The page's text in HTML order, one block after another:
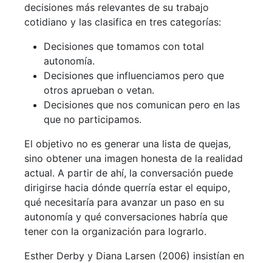
decisiones más relevantes de su trabajo
cotidiano y las clasifica en tres categorías:
Decisiones que tomamos con total
autonomía.
Decisiones que influenciamos pero que
otros aprueban o vetan.
Decisiones que nos comunican pero en las
que no participamos.
El objetivo no es generar una lista de quejas,
sino obtener una imagen honesta de la realidad
actual. A partir de ahí, la conversación puede
dirigirse hacia dónde querría estar el equipo,
qué necesitaría para avanzar un paso en su
autonomía y qué conversaciones habría que
tener con la organización para lograrlo.
Esther Derby y Diana Larsen (2006) insistían en